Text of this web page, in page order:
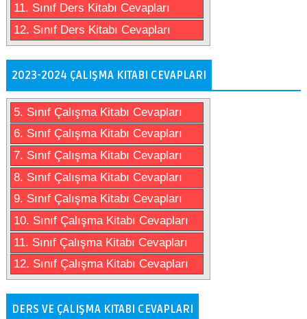
11. Sınıf Ders Kitabı Cevapları
12. Sınıf Ders Kitabı Cevapları
2023-2024 ÇALIŞMA KITABI CEVAPLARI
5. Sınıf Çalışma Kitabı Cevapları
6. Sınıf Çalışma Kitabı Cevapları
7. Sınıf Çalışma Kitabı Cevapları
8. Sınıf Çalışma Kitabı Cevapları
9. Sınıf Çalışma Kitabı Cevapları
10. Sınıf Çalışma Kitabı Cevapları
11. Sınıf Çalışma Kitabı Cevapları
12. Sınıf Çalışma Kitabı Cevapları
DERS VE ÇALIŞMA KITABI CEVAPLARI